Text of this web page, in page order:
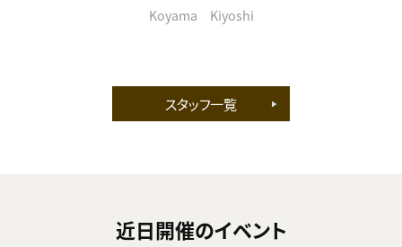
Koyama Kiyoshi
スタッフ一覧
近日開催のイベント